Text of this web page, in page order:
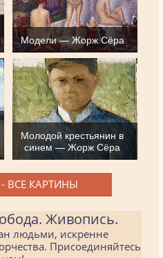
Модели — Жорж Сёра
Молодой крестьянин в
синем — Жорж Сёра
ВСЕ КАРТИНЫ
Живопись.
людьми, искренне
Присоединяйтесь